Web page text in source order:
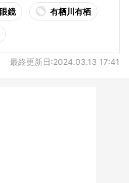
鏡 有栖川有栖
最終更新日:2024.03.13 17:41